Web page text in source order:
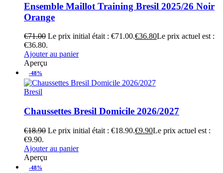
Ensemble Maillot Training Bresil 2025/26 Noir
Orange
€71.00 Le prix initial était : €71.00.€36.80Le prix actuel est :
€36.80.
Ajouter au panier
Aperçu
-48%
Bresil
Chaussettes Bresil Domicile 2026/2027
€18.90 Le prix initial était : €18.90.€9.90Le prix actuel est :
€9.90.
Ajouter au panier
Aperçu
-48%